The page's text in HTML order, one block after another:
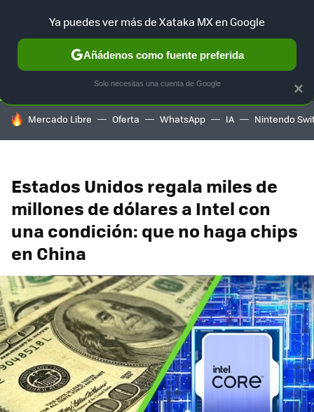
SELECCIÓN GAMING HOME AUTO TERRITORIO
HOY SE HABLA DE
Mercado Libre Oferta WhatsApp IA Nintendo
Estados Unidos regala miles de
millones de dólares a Intel con
una condición: que no haga chips
en China
×
Ya puedes ver más de Xataka MX en Google
Añádenos como fuente preferida
Solo necesitas una cuenta de Google